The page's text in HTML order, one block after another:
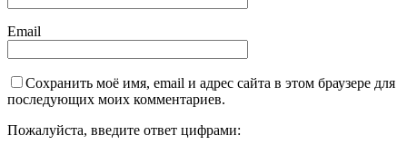
Email
Сохранить моё имя, email и адрес сайта в этом браузере для
последующих моих комментариев.
Пожалуйста, введите ответ цифрами: